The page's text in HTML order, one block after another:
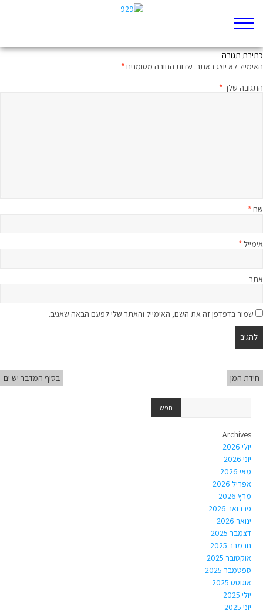
כתיבת תגובה
האימייל לא יוצג באתר. שדות החובה מסומנים*
התגובה שלך*
שם*
אימייל *
אתר
שמור בדפדפן זה את השם, האימייל והאתר שלי לפעם הבאה שאגיב.
חידת המן בסוף המדבר יש ים
Archives
יולי 2026
יוני 2026
מאי 2026
אפריל 2026
מרץ 2026
פברואר 2026
ינואר 2026
דצמבר 2025
נובמבר 2025
אוקטובר 2025
ספטמבר 2025
אוגוסט 2025
יולי 2025
יוני 2025